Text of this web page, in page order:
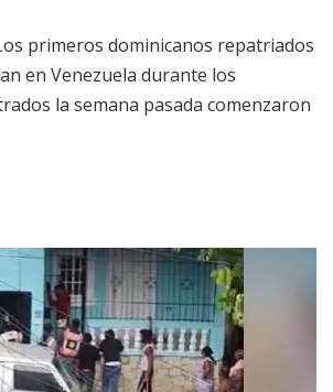
primeros dominicanos repatriados
en Venezuela durante los
la semana pasada comenzaron